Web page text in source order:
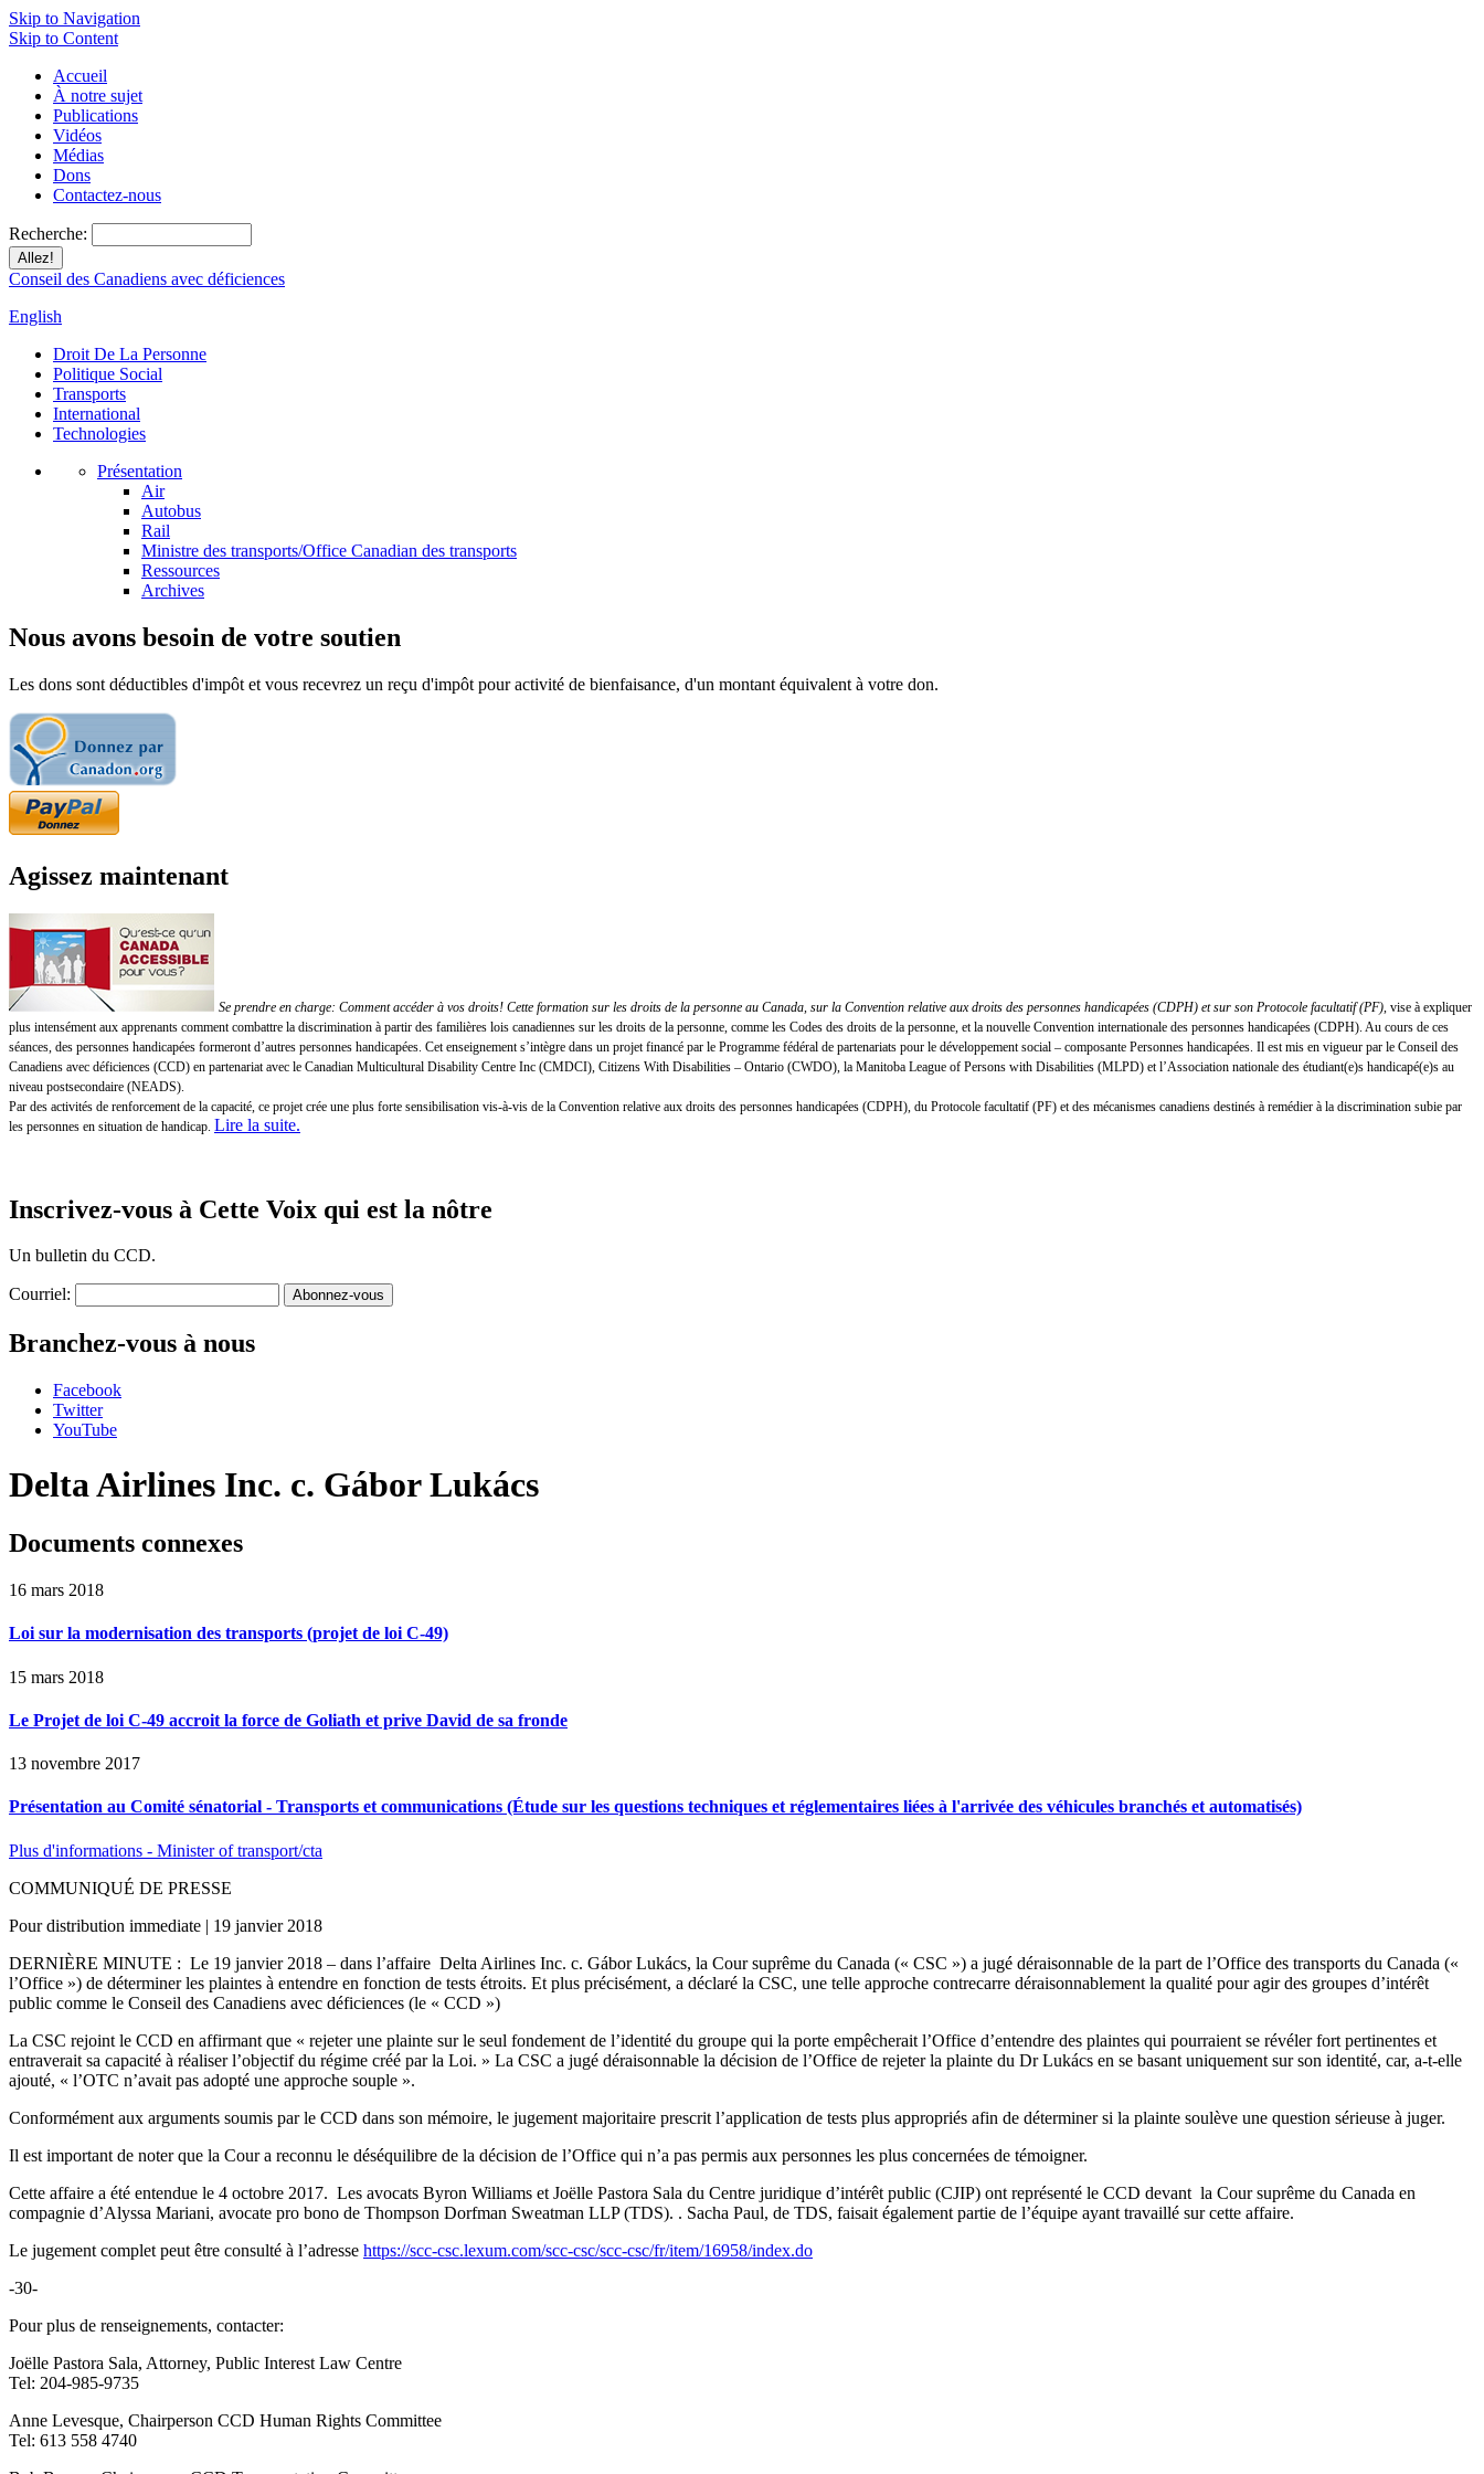
Skip to Navigation
Skip to Content
Accueil
À notre sujet
Publications
Vidéos
Médias
Dons
Contactez-nous
Recherche:
Conseil des Canadiens avec déficiences
English
Droit De La Personne
Politique Social
Transports
International
Technologies
Présentation
Air
Autobus
Rail
Ministre des transports/Office Canadian des transports
Ressources
Archives
Nous avons besoin de votre soutien
Les dons sont déductibles d'impôt et vous recevrez un reçu d'impôt pour activité de bienfaisance, d'un montant équivalent à votre don.
Agissez maintenant
Se prendre en charge: Comment accéder à vos droits! Cette formation sur les droits de la personne au Canada, sur la Convention relative aux droits des personnes handicapées (CDPH) et sur son Protocole facultatif (PF) , vise à expliquer
plus intensément aux apprenants comment combattre la discrimination à partir des familières lois canadiennes sur les droits de la personne, comme les Codes des droits de la personne, et la nouvelle Convention internationale des personnes handicapées (CDPH). Au cours de ces
séances, des personnes handicapées formeront d’autres personnes handicapées. Cet enseignement s’intègre dans un projet financé par le Programme fédéral de partenariats pour le développement social – composante Personnes handicapées. Il est mis en vigueur par le Conseil des
Canadiens avec déficiences (CCD) en partenariat avec le Canadian Multicultural Disability Centre Inc (CMDCI), Citizens With Disabilities – Ontario (CWDO), la Manitoba League of Persons with Disabilities (MLPD) et l’Association nationale des étudiant(e)s handicapé(e)s au
niveau postsecondaire (NEADS).
Par des activités de renforcement de la capacité, ce projet crée une plus forte sensibilisation vis-à-vis de la Convention relative aux droits des personnes handicapées (CDPH), du Protocole facultatif (PF) et des mécanismes canadiens destinés à remédier à la discrimination subie par
les personnes en situation de handicap. Lire la suite.
Inscrivez-vous à Cette Voix qui est la nôtre
Un bulletin du CCD.
Courriel:
Branchez-vous à nous
Facebook
Twitter
YouTube
Delta Airlines Inc. c. Gábor Lukács
Documents connexes
16 mars 2018
Loi sur la modernisation des transports (projet de loi C-49)
15 mars 2018
Le Projet de loi C-49 accroit la force de Goliath et prive David de sa fronde
13 novembre 2017
Présentation au Comité sénatorial - Transports et communications (Étude sur les questions techniques et réglementaires liées à l'arrivée des véhicules branchés et automatisés)
Plus d'informations - Minister of transport/cta
COMMUNIQUÉ DE PRESSE
Pour distribution immediate | 19 janvier 2018
DERNIÈRE MINUTE : Le 19 janvier 2018 – dans l’affaire Delta Airlines Inc. c. Gábor Lukács, la Cour suprême du Canada (« CSC ») a jugé déraisonnable de la part de l’Office des transports du Canada («
l’Office ») de déterminer les plaintes à entendre en fonction de tests étroits. Et plus précisément, a déclaré la CSC, une telle approche contrecarre déraisonnablement la qualité pour agir des groupes d’intérêt
public comme le Conseil des Canadiens avec déficiences (le « CCD »)
La CSC rejoint le CCD en affirmant que « rejeter une plainte sur le seul fondement de l’identité du groupe qui la porte empêcherait l’Office d’entendre des plaintes qui pourraient se révéler fort pertinentes et
entraverait sa capacité à réaliser l’objectif du régime créé par la Loi. » La CSC a jugé déraisonnable la décision de l’Office de rejeter la plainte du Dr Lukács en se basant uniquement sur son identité, car, a-t-elle
ajouté, « l’OTC n’avait pas adopté une approche souple ».
Conformément aux arguments soumis par le CCD dans son mémoire, le jugement majoritaire prescrit l’application de tests plus appropriés afin de déterminer si la plainte soulève une question sérieuse à juger.
Il est important de noter que la Cour a reconnu le déséquilibre de la décision de l’Office qui n’a pas permis aux personnes les plus concernées de témoigner.
Cette affaire a été entendue le 4 octobre 2017. Les avocats Byron Williams et Joëlle Pastora Sala du Centre juridique d’intérêt public (CJIP) ont représenté le CCD devant la Cour suprême du Canada en
compagnie d’Alyssa Mariani, avocate pro bono de Thompson Dorfman Sweatman LLP (TDS). . Sacha Paul, de TDS, faisait également partie de l’équipe ayant travaillé sur cette affaire.
Le jugement complet peut être consulté à l’adresse https://scc-csc.lexum.com/scc-csc/scc-csc/fr/item/16958/index.do
-30-
Pour plus de renseignements, contacter:
Joëlle Pastora Sala, Attorney, Public Interest Law Centre
Tel: 204-985-9735
Anne Levesque, Chairperson CCD Human Rights Committee
Tel: 613 558 4740